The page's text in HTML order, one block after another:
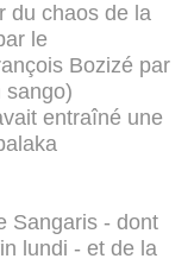
du chaos de la
le
Bozizé par
sango)
entraîné une
Sangaris - dont
lundi - et de la